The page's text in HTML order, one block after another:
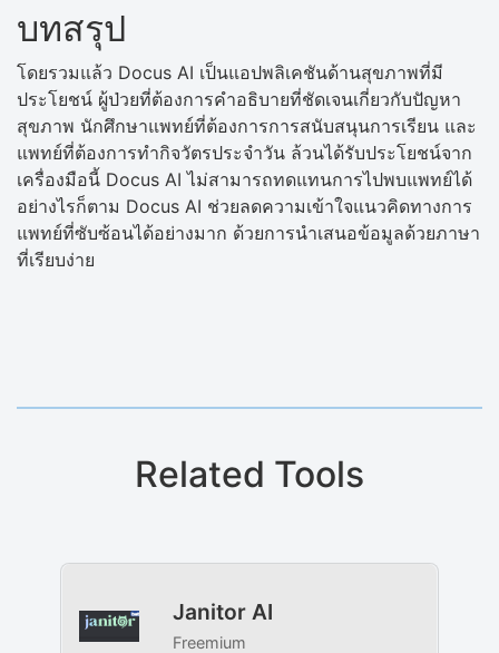
บทสรุป
โดยรวมแล้ว Docus AI เป็นแอปพลิเคชันด้านสุขภาพที่มี
ประโยชน์ ผู้ป่วยที่ต้องการคำอธิบายที่ชัดเจนเกี่ยวกับปัญหา
สุขภาพ นักศึกษาแพทย์ที่ต้องการการสนับสนุนการเรียน และ
แพทย์ที่ต้องการทำกิจวัตรประจำวัน ล้วนได้รับประโยชน์จาก
เครื่องมือนี้ Docus AI ไม่สามารถทดแทนการไปพบแพทย์ได้
อย่างไรก็ตาม Docus AI ช่วยลดความเข้าใจแนวคิดทางการ
แพทย์ที่ซับซ้อนได้อย่างมาก ด้วยการนำเสนอข้อมูลด้วยภาษา
ที่เรียบง่าย
Related Tools
Janitor AI
Freemium